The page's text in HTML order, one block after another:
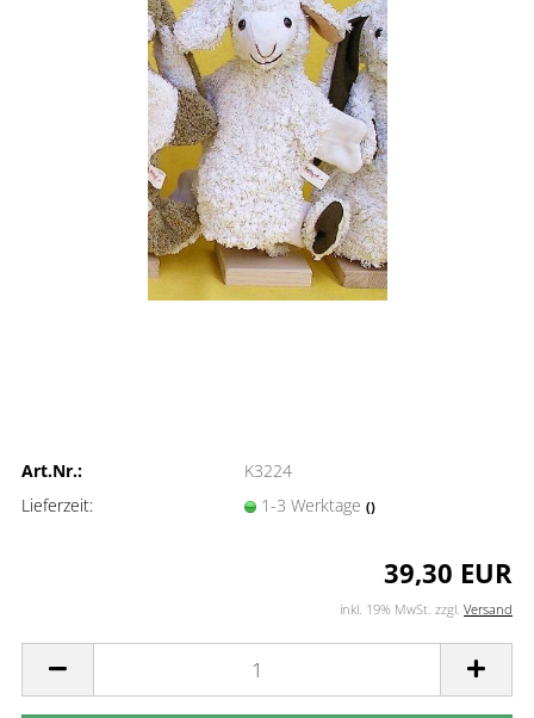
Art.Nr.:
K3224
Lieferzeit:
1-3 Werktage ()
39,30 EUR
inkl. 19% MwSt. zzgl. Versand